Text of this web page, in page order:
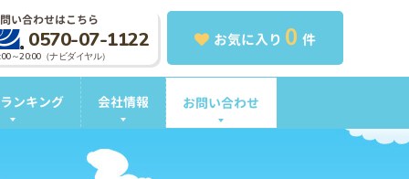
お気に入り 0 件
い合わせはこちら
0570-07-1122
～20:00（ナビダイヤル）
ンキング 会社情報 お問い合わせ